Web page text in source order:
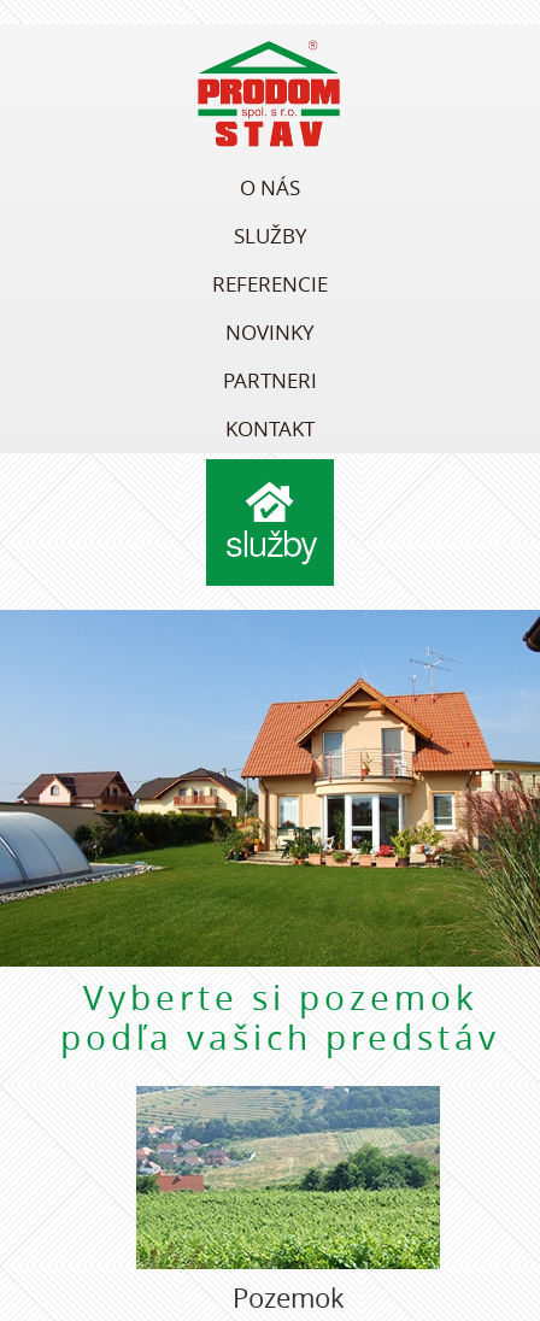
O NÁS
SLUŽBY
REFERENCIE
NOVINKY
PARTNERI
KONTAKT
Vyberte si pozemok
podľa vašich predstáv
Pozemok